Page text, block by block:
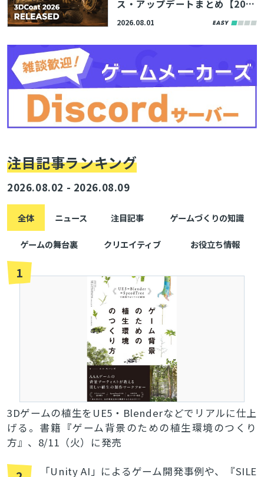
ス・アップデートまとめ【202
6/8/1】
2026.08.01
注目記事ランキング
2026.08.02 - 2026.08.09
全体 ニュース 注目記事 ゲームづくりの知識
ゲームの舞台裏 クリエイティブ お役立ち情報
1
3Dゲームの植生をUE5・Blenderなどでリアルに仕上
げる。書籍『ゲーム背景のための植生環境のつくり
方』、8/11（火）に発売
「Unity AI」によるゲーム開発事例や、『SILE